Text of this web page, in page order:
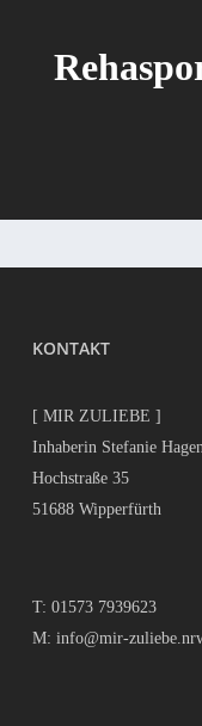
KONTAKT
[ MIR ZULIEBE ]
Inhaberin Stefanie
Hochstraße 35
51688 Wipperfürth
T: 01573 7939623
M: info@mir-